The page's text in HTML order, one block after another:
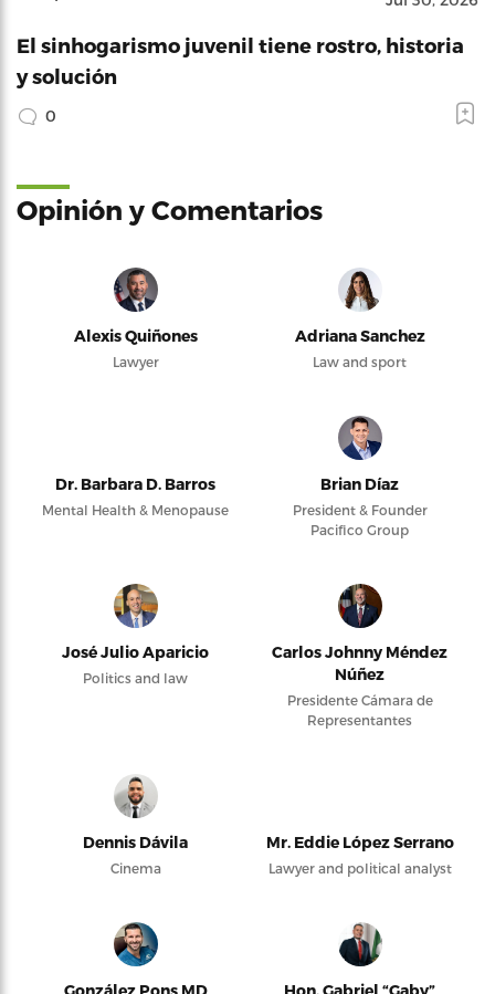
El sinhogarismo juvenil tiene rostro, historia
y solución
0
Opinión y Comentarios
Alexis Quiñones
Lawyer
Adriana Sanchez
Law and sport
Dr. Barbara D. Barros
Mental Health & Menopause
Brian Díaz
President & Founder
Pacifico Group
José Julio Aparicio
Politics and law
Carlos Johnny Méndez
Núñez
Presidente Cámara de
Representantes
Dennis Dávila
Cinema
Mr. Eddie López Serrano
Lawyer and political analyst
González Pons MD
Hon. Gabriel “Gaby”